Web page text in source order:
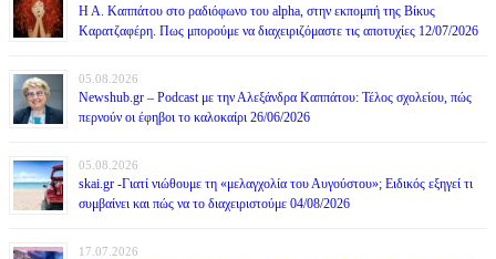
Η Α. Καππάτου στο ραδιόφωνο του alpha, στην εκπομπή της Βίκυς
Καρατζαφέρη. Πως μπορούμε να διαχειριζόμαστε τις αποτυχίες 12/07/2026
05.08.2026
Newshub.gr – Podcast με την Αλεξάνδρα Καππάτου: Τέλος σχολείου, πώς
περνούν οι έφηβοι το καλοκαίρι 26/06/2026
05.08.2026
skai.gr -Γιατί νιώθουμε τη «μελαγχολία του Αυγούστου»; Ειδικός εξηγεί τι
συμβαίνει και πώς να το διαχειριστούμε 04/08/2026
17.07.2026